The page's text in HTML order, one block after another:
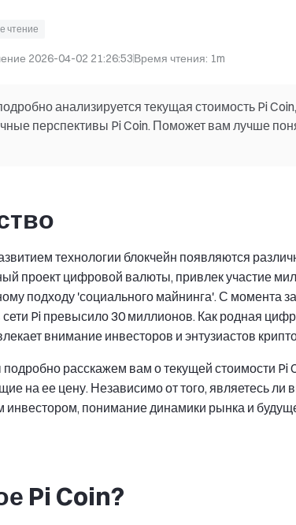
чтение
2026-04-02 21:26:53Время чтения: 1m
анализируется текущая стоимость Pi
перспективы Pi Coin. Поможет вам лучше
технологии блокчейн появляются
проект цифровой валюты, привлек участие
подходу 'социального майнинга'. С момента
сети Pi превысило 30 миллионов. Как родная
внимание инвесторов и энтузиастов
подробно расскажем вам о текущей стоимости
на ее цену. Независимо от того, являетесь ли
понимание динамики рынка и
Pi Coin?